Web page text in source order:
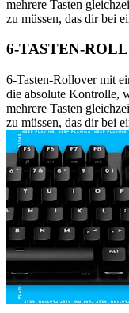
mehrere Tasten
zu müssen, das dir bei
6-TASTEN-
6-Tasten-Rollover mit
die absolute Kontrolle,
mehrere Tasten
zu müssen, das dir bei